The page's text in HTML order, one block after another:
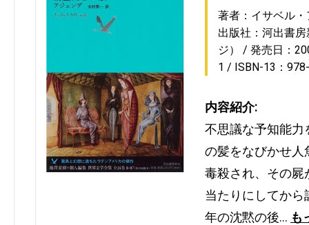
著者：イサベル
出版社：河出書房
ジ）
発売日：
1
ISBN-13：
内容紹介:
不思議な予知能力
の髪をなびかせ人
毒殺され、その屍
当たりにしてか
年の沈黙の後… も